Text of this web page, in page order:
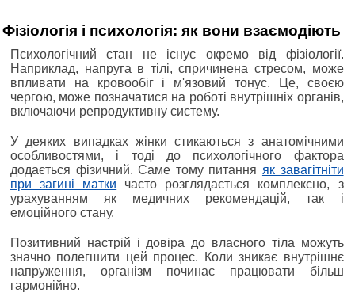
Фізіологія і психологія: як вони взаємодіють
Психологічний стан не існує окремо від фізіології.
Наприклад, напруга в тілі, спричинена стресом, може
впливати на кровообіг і м'язовий тонус. Це, своєю
чергою, може позначатися на роботі внутрішніх органів,
включаючи репродуктивну систему.
У деяких випадках жінки стикаються з анатомічними
особливостями, і тоді до психологічного фактора
додається фізичний. Саме тому питання як завагітніти
при загині матки часто розглядається комплексно, з
урахуванням як медичних рекомендацій, так і
емоційного стану.
Позитивний настрій і довіра до власного тіла можуть
значно полегшити цей процес. Коли зникає внутрішнє
напруження, організм починає працювати більш
гармонійно.